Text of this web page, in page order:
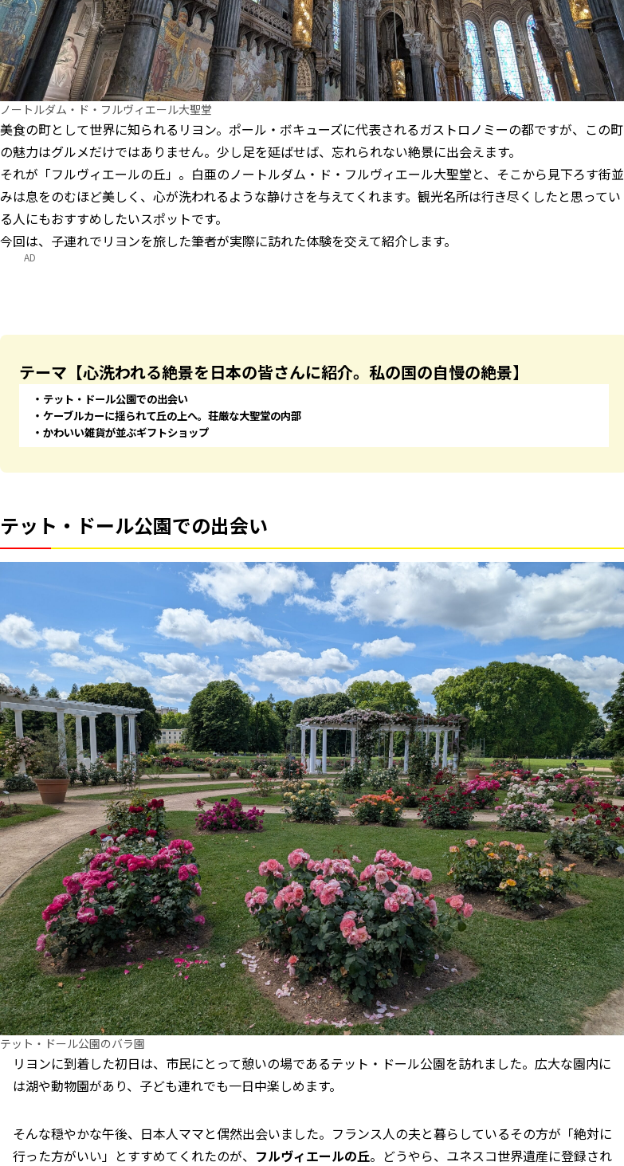
ノートルダム・ド・フルヴィエール大聖堂
美食の町として世界に知られるリヨン。ポール・ボキューズに代表されるガストロノミーの都ですが、この町
の魅力はグルメだけではありません。少し足を延ばせば、忘れられない絶景に出会えます。
それが「フルヴィエールの丘」。白亜のノートルダム・ド・フルヴィエール大聖堂と、そこから見下ろす街並
みは息をのむほど美しく、心が洗われるような静けさを与えてくれます。観光名所は行き尽くしたと思ってい
る人にもおすすめしたいスポットです。
今回は、子連れでリヨンを旅した筆者が実際に訪れた体験を交えて紹介します。
AD
テーマ【心洗われる絶景を日本の皆さんに紹介。私の国の自慢の絶景】
テット・ドール公園での出会い
ケーブルカーに揺られて丘の上へ。荘厳な大聖堂の内部
かわいい雑貨が並ぶギフトショップ
テット・ドール公園での出会い
テット・ドール公園のバラ園
リヨンに到着した初日は、市民にとって憩いの場であるテット・ドール公園を訪れました。広大な園内に
は湖や動物園があり、子ども連れでも一日中楽しめます。
そんな穏やかな午後、日本人ママと偶然出会いました。フランス人の夫と暮らしているその方が「絶対に
行った方がいい」とすすめてくれたのが、 フルヴィエールの丘。どうやら、ユネスコ世界遺産に登録され